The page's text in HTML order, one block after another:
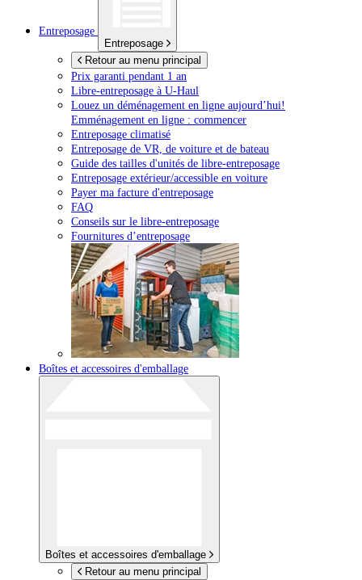
Entreposage
Entreposage
Retour au menu principal
Prix garanti pendant 1 an
Libre-entreposage à U-Haul
Louez un déménagement en ligne aujourd’hui!
Emménagement en ligne : commencer
Entreposage climatisé
Entreposage de VR, de voiture et de bateau
Guide des tailles d'unités de libre-entreposage
Entreposage extérieur/accessible en voiture
Payer ma facture d'entreposage
FAQ
Conseils sur le libre-entreposage
Fournitures d’entreposage
Boîtes et accessoires d'emballage
Boîtes et accessoires d'emballage
Retour au menu principal